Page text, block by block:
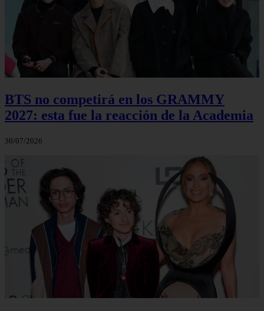
BTS no competirá en los GRAMMY
2027: esta fue la reacción de la Academia
30/07/2026